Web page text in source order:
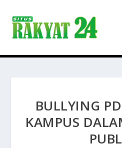
BULLYING
KAMPUS